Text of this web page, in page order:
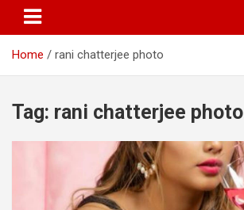
Home rani chatterjee photo
Tag: rani chatterjee photo